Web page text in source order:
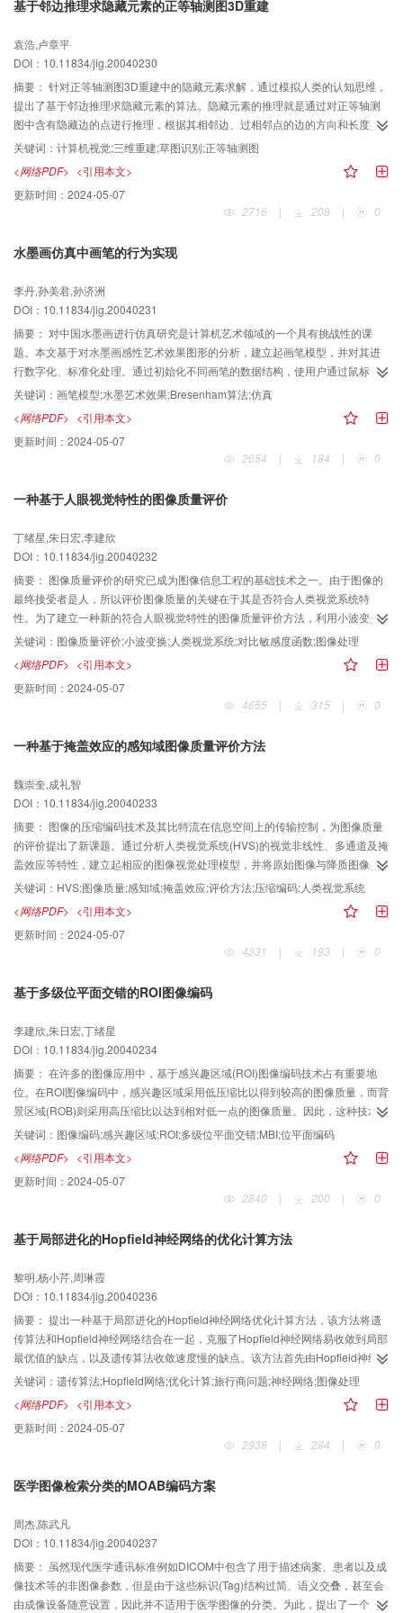
基于邻边推理求隐藏元素的正等轴测图3D重建
袁浩,卢章平
DOI：10.11834/jig.20040230
摘要： 针对正等轴测图3D重建中的隐藏元素求解，通过模拟人类的认知思维，
提出了基于邻边推理求隐藏元素的算法。隐藏元素的推理就是通过对正等轴测
图中含有隐藏边的点进行推理，根据其相邻边、过相邻点的边的方向和长度推
理出可能的隐藏点集，然后根据重合性及连边规则对可能的隐藏点集进一步求
解，得到隐藏元素的坐标信息和连边规则。深度推理算法就是用点的坐标信息
和边的长度、角度信息推理每个点、边的深度。由C 工具和OpenGL技术开发的
To3D验证了上述算法，证明该算法对平面立体的隐藏元素推理和重建十分有
关键词： 计算机视觉;三维重建;草图识别;正等轴测图
<网络PDF> <引用本文>
更新时间： 2024-05-07
2716
| 208 | 0
水墨画仿真中画笔的行为实现
李丹,孙美君,孙济洲
DOI：10.11834/jig.20040231
摘要： 对中国水墨画进行仿真研究是计算机艺术领域的一个具有挑战性的课
题。本文基于对水墨画感性艺术效果图形的分析，建立起画笔模型，并对其进
行数字化、标准化处理。通过初始化不同画笔的数据结构，使用户通过鼠标、
键盘、电子画笔等输入设备，生成交互式的、可控制的、结构化的水墨典型艺
关键词： 画笔模型;水墨艺术效果;Bresenham算法;仿真
<网络PDF> <引用本文>
更新时间： 2024-05-07
2654
| 184 | 0
一种基于人眼视觉特性的图像质量评价
丁绪星,朱日宏,李建欣
DOI：10.11834/jig.20040232
摘要： 图像质量评价的研究已成为图像信息工程的基础技术之一。由于图像的
最终接受者是人，所以评价图像质量的关键在于其是否符合人类视觉系统特
性。为了建立一种新的符合人眼视觉特性的图像质量评价方法，利用小波变换
与人类视觉系统的多通道特性相匹配的特点，结合对比敏感度函数的带通特
性，同时考虑计算的复杂性，给出了一种与人对图像质量评价保持良好一致的
图像质量评价算法。实验结果表明，其评价结果与主观评价方法平均评价分数
的相关系数达0．95，而对应的客观评价方法峰值信噪比与平均评价分数的相关
关键词： 图像质量评价;小波变换;人类视觉系统;对比敏感度函数;图像处理
<网络PDF> <引用本文>
更新时间： 2024-05-07
4655
| 315 | 0
一种基于掩盖效应的感知域图像质量评价方法
魏崇奎,成礼智
DOI：10.11834/jig.20040233
摘要： 图像的压缩编码技术及其比特流在信息空间上的传输控制，为图像质量
的评价提出了新课题。通过分析人类视觉系统(HVS)的视觉非线性、多通道及掩
盖效应等特性，建立起相应的图像视觉处理模型，并将原始图像与降质图像变
换到感知域进行误差分析。在处理HVS模型的多通道中，将图像的空间频率按
视觉系统的掩盖效应特点，分成5个带分别进行滤波，以模拟人眼对图像的主观
质量评价特性。实验结果表明这种模拟多通道的图像感知域评价模型，得到的
HVS值能充分反映人类视觉系统的掩盖效应的特点，用于对图像质量的评价该
关键词： HVS;图像质量;感知域;掩盖效应;评价方法;压缩编码;人类视觉系统
<网络PDF> <引用本文>
更新时间： 2024-05-07
4331
| 193 | 0
基于多级位平面交错的ROI图像编码
李建欣,朱日宏,丁绪星
DOI：10.11834/jig.20040234
摘要： 在许多的图像应用中，基于感兴趣区域(ROI)图像编码技术占有重要地
位。在ROI图像编码中，感兴趣区域采用低压缩比以得到较高的图像质量，而背
景区域(ROB)则采用高压缩比以达到相对低一点的图像质量。因此，这种技术能
很好地解决图像质量和压缩比之间的矛盾。在JPEG2000中已采用了General
Scaling Based Method和Maxshift Method的ROI编码技术，但在一些应用中它
们仍不能满足要求。为此提出了一种基于多级位平面交错(MBI)的编码算法。该
算法具有多ROI编码、ROI-ROB重要性编码等特点，能够满足不同应用场合下
关键词： 图像编码;感兴趣区域;ROI;多级位平面交错;MBI;位平面编码
<网络PDF> <引用本文>
更新时间： 2024-05-07
2840
| 200 | 0
基于局部进化的Hopfield神经网络的优化计算方法
黎明,杨小芹,周琳霞
DOI：10.11834/jig.20040236
摘要： 提出一种基于局部进化的Hopfield神经网络优化计算方法，该方法将遗
传算法和Hopfield神经网络结合在一起，克服了Hopfield神经网络易收敛到局部
最优值的缺点，以及遗传算法收敛速度慢的缺点。该方法首先由Hopfield神经网
络进行状态方程的迭代计算降低网络能量，收敛后的Hopfield神经网络在局部范
围内进行遗传算法寻优，以跳出可能的局部最优值陷阱，再由Hopfield神经网络
进一步迭代优化。这种局部进化的Hopfield神经网络优化计算方法尤其适合于大
规模的优化问题，对图像分割问题和规模较大的200城市旅行商问题的优化计算
结果表明，其全局收敛率和收敛速度明显提高。
关键词： 遗传算法;Hopfield网络;优化计算;旅行商问题;神经网络;图像处理
<网络PDF> <引用本文>
更新时间： 2024-05-07
2938
| 284 | 0
医学图像检索分类的MOAB编码方案
周杰,陈武凡
DOI：10.11834/jig.20040237
摘要： 虽然现代医学通讯标准例如DICOM中包含了用于描述病案、患者以及成
像技术等的非图像参数，但是由于这些标识(Tag)结构过简、语义交叠，甚至会
由成像设备随意设置，因此并不适用于医学图像的分类。为此，提出了一个简